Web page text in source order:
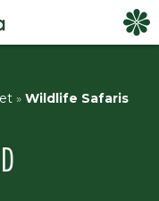
»Wildlife Safaris